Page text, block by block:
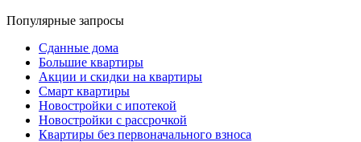
Популярные запросы
Сданные дома
Большие квартиры
Акции и скидки на квартиры
Смарт квартиры
Новостройки с ипотекой
Новостройки с рассрочкой
Квартиры без первоначального взноса